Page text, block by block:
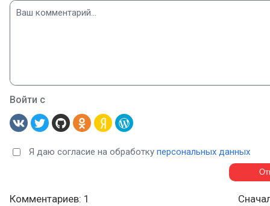
Войти с
Я даю согласие на обработку персональных данных
Комментариев: 1